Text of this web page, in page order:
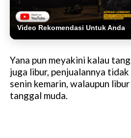
Video Rekomendasi Untuk Anda
Yana pun meyakini kalau
juga libur, penjualannya
senin kemarin, walaupun
tanggal muda.